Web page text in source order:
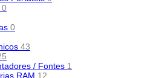
0
0
43
/ Fontes 1
RAM 12